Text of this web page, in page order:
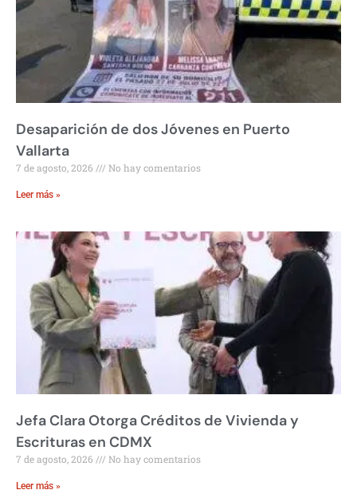
Desaparición de dos Jóvenes en Puerto
Vallarta
7 de agosto, 2026 No hay comentarios
Leer más »
Jefa Clara Otorga Créditos de Vivienda y
Escrituras en CDMX
7 de agosto, 2026 No hay comentarios
Leer más »